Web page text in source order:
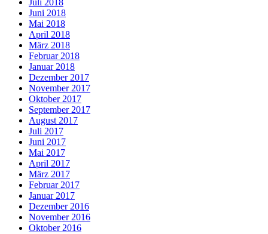
Juli 2018
Juni 2018
Mai 2018
April 2018
März 2018
Februar 2018
Januar 2018
Dezember 2017
November 2017
Oktober 2017
September 2017
August 2017
Juli 2017
Juni 2017
Mai 2017
April 2017
März 2017
Februar 2017
Januar 2017
Dezember 2016
November 2016
Oktober 2016